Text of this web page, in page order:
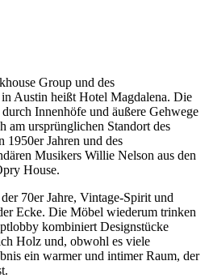
Group und des
Austin heißt Hotel Magdalena. Die
Innenhöfe und äußere Gehwege
am ursprünglichen Standort des
1950er Jahren und des
Musikers Willie Nelson aus den
House.
70er Jahre, Vintage-Spirit und
Ecke. Die Möbel wiederum trinken
kombiniert Designstücke
Holz und, obwohl es viele
ein warmer und intimer Raum, der